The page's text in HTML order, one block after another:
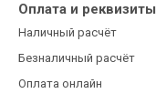
Оплата и реквизиты
Наличный расчёт
Безналичный расчёт
Оплата онлайн